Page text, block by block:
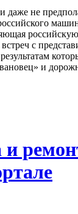
даже не
с
и
и